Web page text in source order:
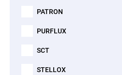
PATRON
PURFLUX
SCT
STELLOX